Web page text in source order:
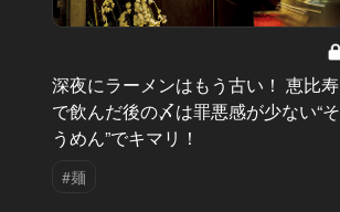
深夜にラーメンはもう古い！ 恵比寿
で飲んだ後の〆は罪悪感が少ない“そ
うめん”でキマリ！
#麺